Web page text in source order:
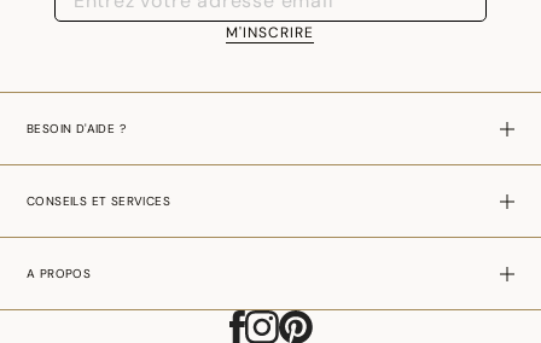
M'INSCRIRE
BESOIN D'AIDE ?
CONSEILS ET SERVICES
A PROPOS